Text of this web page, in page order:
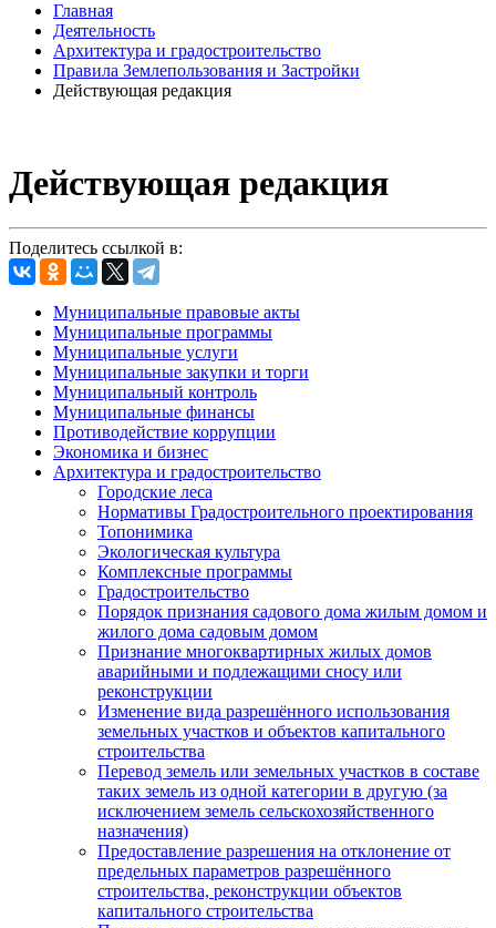
Главная
Деятельность
Архитектура и градостроительство
Правила Землепользования и Застройки
Действующая редакция
Действующая редакция
Поделитесь ссылкой в:
Муниципальные правовые акты
Муниципальные программы
Муниципальные услуги
Муниципальные закупки и торги
Муниципальный контроль
Муниципальные финансы
Противодействие коррупции
Экономика и бизнес
Архитектура и градостроительство
Городские леса
Нормативы Градостроительного проектирования
Топонимика
Экологическая культура
Комплексные программы
Градостроительство
Порядок признания садового дома жилым домом и
жилого дома садовым домом
Признание многоквартирных жилых домов
аварийными и подлежащими сносу или
реконструкции
Изменение вида разрешённого использования
земельных участков и объектов капитального
строительства
Перевод земель или земельных участков в составе
таких земель из одной категории в другую (за
исключением земель сельскохозяйственного
назначения)
Предоставление разрешения на отклонение от
предельных параметров разрешённого
строительства, реконструкции объектов
капитального строительства